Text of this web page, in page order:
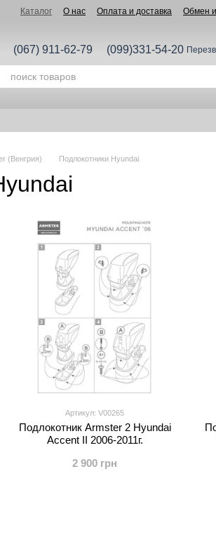
Каталог О нас Оплата и доставка Обмен и
(067) 911-62-79 (099)331-54-20
(Венгрия) Подлокотники Hyundai
Артикул: V00265
Подлокотник Armster 2 Hyundai
Accent II 2006-2011г.
2 900 грн